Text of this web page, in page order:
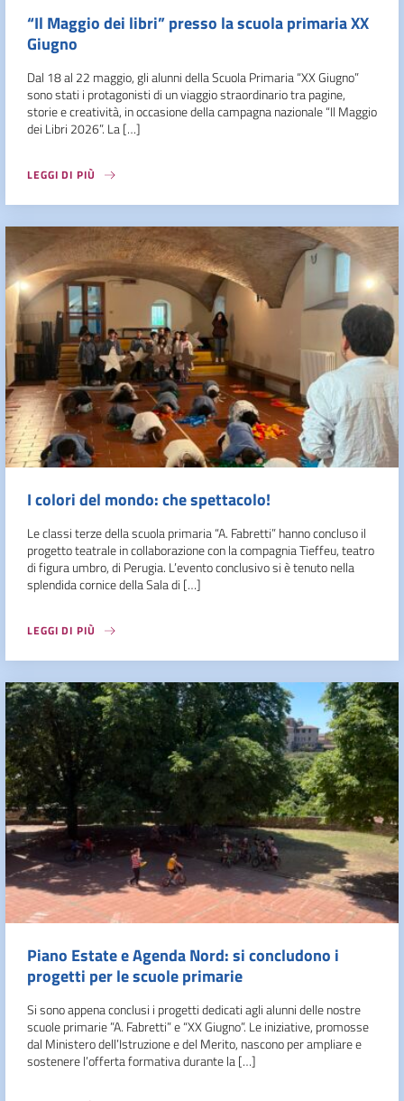
“Il Maggio dei libri” presso la scuola primaria XX
Giugno
Dal 18 al 22 maggio, gli alunni della Scuola Primaria “XX Giugno”
sono stati i protagonisti di un viaggio straordinario tra pagine,
storie e creatività, in occasione della campagna nazionale “Il Maggio
dei Libri 2026”. La […]
LEGGI DI PIÙ
I colori del mondo: che spettacolo!
Le classi terze della scuola primaria “A. Fabretti” hanno concluso il
progetto teatrale in collaborazione con la compagnia Tieffeu, teatro
di figura umbro, di Perugia. L’evento conclusivo si è tenuto nella
splendida cornice della Sala di […]
LEGGI DI PIÙ
Piano Estate e Agenda Nord: si concludono i
progetti per le scuole primarie
Si sono appena conclusi i progetti dedicati agli alunni delle nostre
scuole primarie ”A. Fabretti” e “XX Giugno”. Le iniziative, promosse
dal Ministero dell’Istruzione e del Merito, nascono per ampliare e
sostenere l’offerta formativa durante la […]